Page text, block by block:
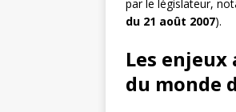
par le législateur,
du 21 août 2007).
Les
du monde